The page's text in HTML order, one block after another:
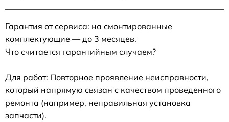
Гарантия от сервиса: на смонтированные
комплектующие — до 3 месяцев.
Что считается гарантийным случаем?
Для работ: Повторное проявление неисправности,
который напрямую связан с качеством проведенного
ремонта (например, неправильная установка
запчасти).